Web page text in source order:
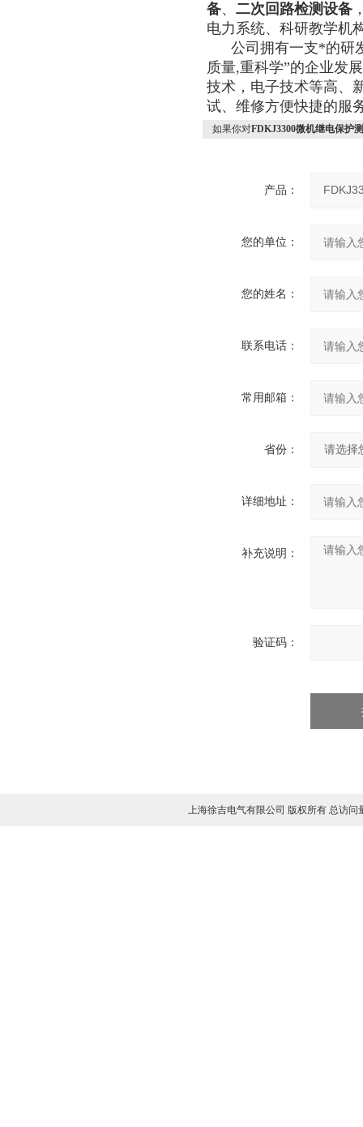
备、 二次回路检测设备
电力系统、科研教学机
公司拥有一支*的研发
质量,重科学”的企业发
技术，电子技术等高、
试、维修方便快捷的服
如果你对FDKJ3300微机继电保护
产品：
您的单位：
您的姓名：
联系电话：
常用邮箱：
省份：
详细地址：
补充说明：
验证码：
上海徐吉电气有限公司 版权所有 总访问